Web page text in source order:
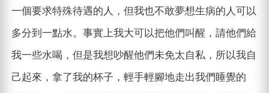
一個要求特殊待遇的人，但我也不敢夢想生病的人可以
多分到一點水。事實上我大可以把他們叫醒，請他們給
我一些水喝，但是我想吵醒他們未免太自私，所以我自
己起來，拿了我的杯子，輕手輕腳地走出我們睡覺的